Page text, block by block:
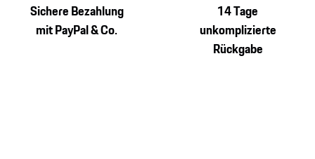
Sichere Bezahlung
mit PayPal & Co.
14 Tage
unkomplizierte
Rückgabe